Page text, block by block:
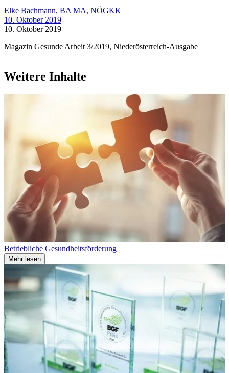
Elke Bachmann, BA MA, NÖGKK
10. Oktober 2019
10. Oktober 2019
Magazin Gesunde Arbeit 3/2019, Niederösterreich-Ausgabe
Weitere Inhalte
Betriebliche Gesundheitsförderung
Mehr lesen